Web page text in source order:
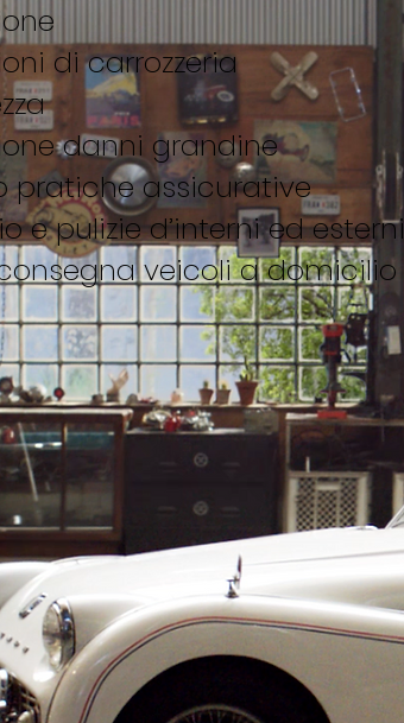
di carrozzeria
danni grandine
pratiche assicurative
e pulizie d’interni ed esterni
veicoli a domicilio